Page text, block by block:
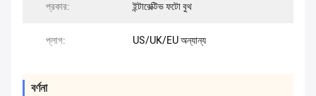
প্রকার: ইন্টারেক্টিভ ফটো বুথ
প্লাগ: US/UK/EU অন্যান্য
বর্ণনা